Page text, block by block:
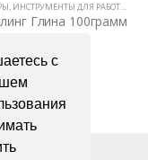
с
КЛЕЯИ УГОЛКИ ДЛЯ
, ИНСТРУМЕНТЫ ДЛЯ РАБОТЫ С ПЛЕНКАМИ
Глина 100грамм
В КОРЗИНУ